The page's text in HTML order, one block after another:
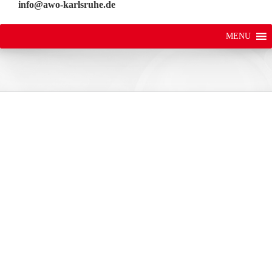
info@awo-karlsruhe.de
MENU